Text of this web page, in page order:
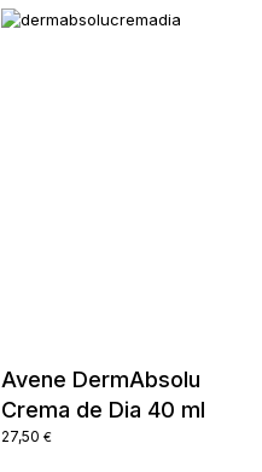
Avene DermAbsolu
Crema de Dia 40 ml
27,50 €